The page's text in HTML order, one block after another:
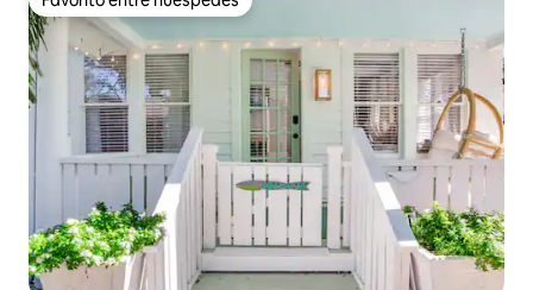
Favorito entre huéspedes